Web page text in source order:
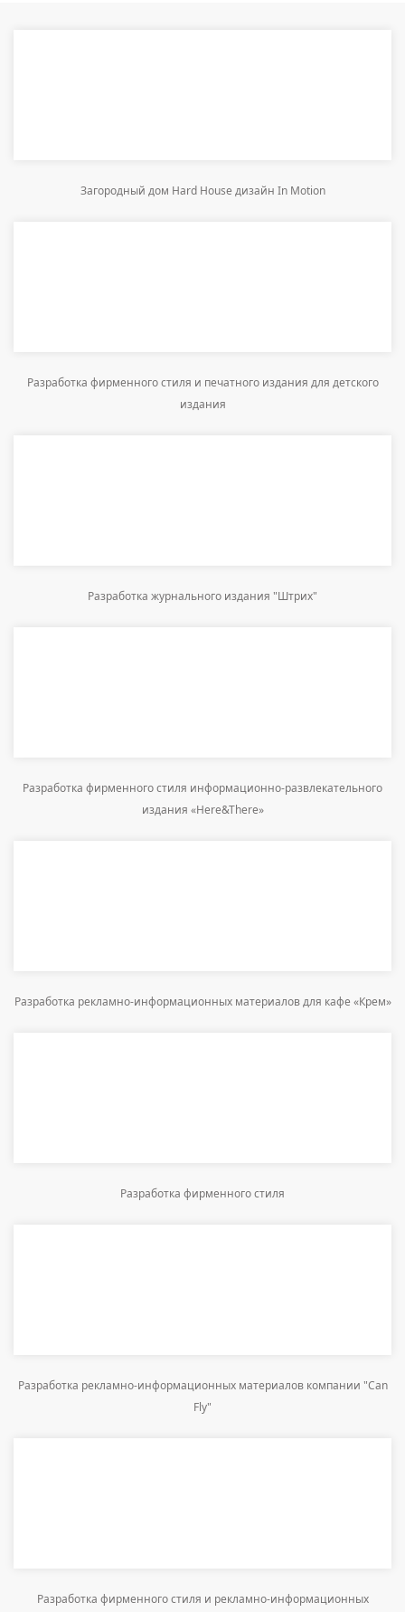
Загородный дом Hard House дизайн In Motion
Разработка фирменного стиля и печатного издания для детского
издания
Разработка журнального издания "Штрих"
Разработка фирменного стиля информационно-развлекательного
издания «Here&There»
Разработка рекламно-информационных материалов для кафе «Крем»
Разработка фирменного стиля
Разработка рекламно-информационных материалов компании "Can
Fly"
Разработка фирменного стиля и рекламно-информационных